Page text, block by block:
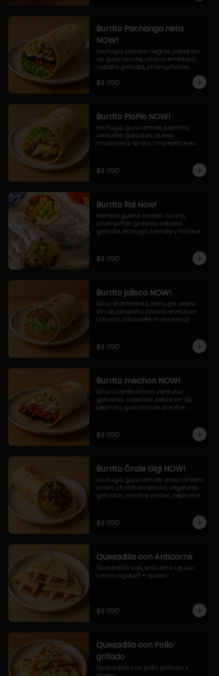
Burrito Pachanga neta
NOW!
Lechuga, porotos negros, pebre sin
aji, guacamole, choclo enredoso,
cebolla grillada, champiñones,
$8.990
Burrito PioPio NOW!
Lechuga, guacamole, pepinillo,
verduras grilladas, queso
mozzarella, aji oro, champiñones
$8.990
Burrito Rai Now!
Hamburguesa smash, tocino,
champiñon grillado, cebolla
grillada, lechuga, tomate y fondue
$8.990
Burrito jalisco NOW!
Arroz atomatado, lechuga, pebre
sin aji, jalapeño, choclo enredoso
(choclo, ciboullete, mayonesa),
$8.990
Burrito mechon NOW!
Arroz cilantro limon, verduras
grilladas, coleslaw, pebre sin aji,
pepinillo, guacamole, porotos
$8.990
Burrito Órale Gigi NOW!
Lechuga, guacamole, arroz cilantro
limon, choclo enredoso, vegetales
grillados, porotos verdes, pepinillos
$8.990
Quesadilla con Anticarne
Quesadilla con anticarne (guiso
carne vegetal) + queso
$8.990
Quesadilla con Pollo
grillado
Quesadilla con pollo grillado +